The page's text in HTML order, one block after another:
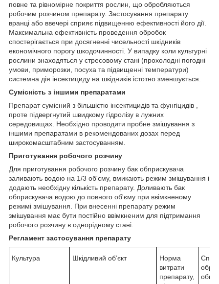
повне та рівномірне покриття рослин, що обробляються
робочим роз­чином препарату. Застосування препарату
вранці або ввечері сприяє підвищенню ефективності його дії.
Максимальна ефективність проведення обробок
спостерігається при досягненні чисельності шкідників
економічного порогу шкодочинності. У випадку коли культурні
рослини знаходяться у стресовому стані (прохолодні погодні
умови, приморозки, посуха та підвищенні температури)
системна дія інсектициду на шкідників істотно зменшується.
Сумісність з іншими препаратами
Препарат сумісний з більшістю інсектицидів та фунгіцидів ,
проте підвергнутий швидкому гідролізу в лужних
середовищах. Необхідно проводити пробне змішування з
іншими препаратами в рекомендованих дозах перед
широкомасштабним застосуванням.
Приготування робочого розчину
Для приготування робочого розчину бак обприскувача
заливають водою на 1/3 об'єму, вми­кають режим змішування і
додають необхідну кількість препарату. Доливають бак
обприскувача водою до повного об'єму при ввімкненому
режимі змішування. При внесенні препарату режим
змішування має бути постійно ввімкненим для підтримання
робочого розчину в однорідному стані.
Регламент застосування препарату
Культура Шкідливий об’єкт
Норма
витрати
препарату,